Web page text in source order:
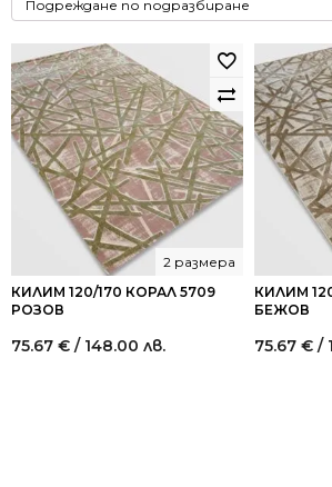
КИЛИМ 120/170 КОРАЛ 5709
РОЗОВ
2 размера
75.67 € / 148.00 лв.
КИЛИМ
БЕЖОВ
75.67 € /